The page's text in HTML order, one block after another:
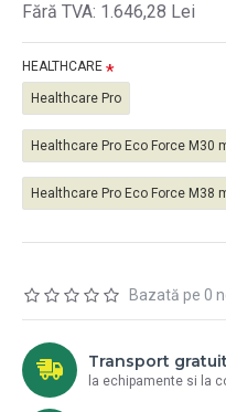
Bazată pe 0
Fără TVA: 1.646,28 Lei
HEALTHCARE
Healthcare Pro
Healthcare Pro Eco Force M30
Healthcare Pro Eco Force M38
Transport gratuit
la echipamente si la